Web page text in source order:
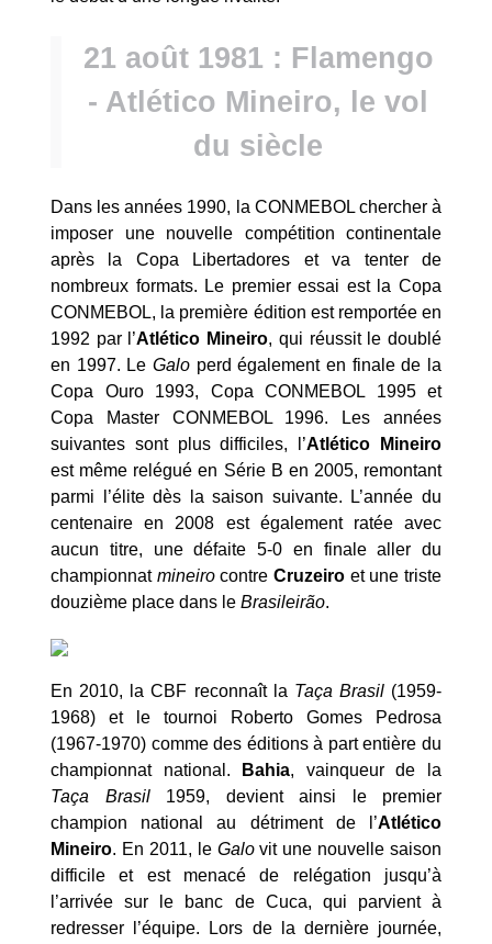
21 août 1981 : Flamengo
- Atlético Mineiro, le vol
du siècle
Dans les années 1990, la CONMEBOL chercher à
imposer une nouvelle compétition continentale
après la Copa Libertadores et va tenter de
nombreux formats. Le premier essai est la Copa
CONMEBOL, la première édition est remportée en
1992 par l’Atlético Mineiro, qui réussit le doublé
en 1997. Le Galo perd également en finale de la
Copa Ouro 1993, Copa CONMEBOL 1995 et
Copa Master CONMEBOL 1996. Les années
suivantes sont plus difficiles, l’Atlético Mineiro
est même relégué en Série B en 2005, remontant
parmi l’élite dès la saison suivante. L’année du
centenaire en 2008 est également ratée avec
aucun titre, une défaite 5-0 en finale aller du
championnat mineirocontreCruzeiro et une triste
douzième place dans le Brasileirão.
En 2010, la CBF reconnaît la Taça Brasil(1959-
1968) et le tournoi Roberto Gomes Pedrosa
(1967-1970) comme des éditions à part entière du
championnat national.
Bahia, vainqueur de la
Taça Brasil1959, devient ainsi le premier
champion national au détriment de l’Atlético
Mineiro. En 2011, le Galovit une nouvelle saison
difficile et est menacé de relégation jusqu’à
l’arrivée sur le banc de Cuca, qui parvient à
redresser l’équipe. Lors de la dernière journée,